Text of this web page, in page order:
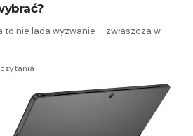
nie lada wyzwanie – zwłaszcza w